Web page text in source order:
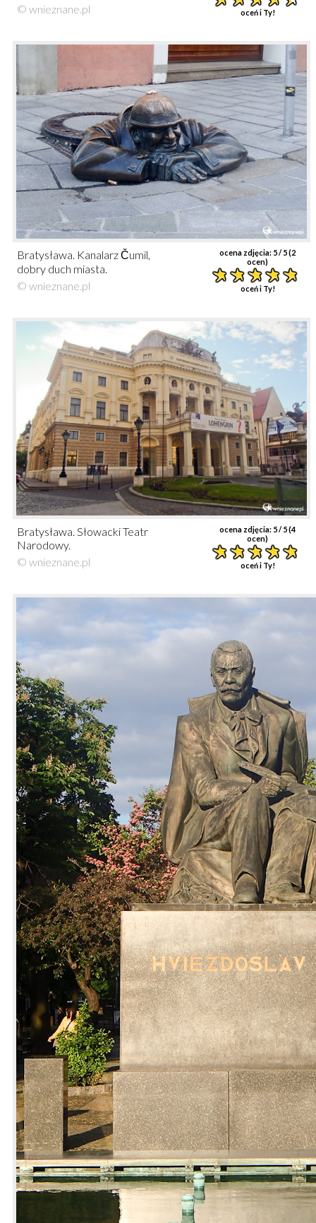
oceń i Ty!
© wnieznane.pl
ocena zdjęcia: 5/ 5 (2
ocen)
oceń i Ty!
Bratysława. Kanalarz Čumil,
dobry duch miasta.
© wnieznane.pl
ocena zdjęcia: 5/ 5 (4
ocen)
oceń i Ty!
Bratysława. Słowacki Teatr
Narodowy.
© wnieznane.pl